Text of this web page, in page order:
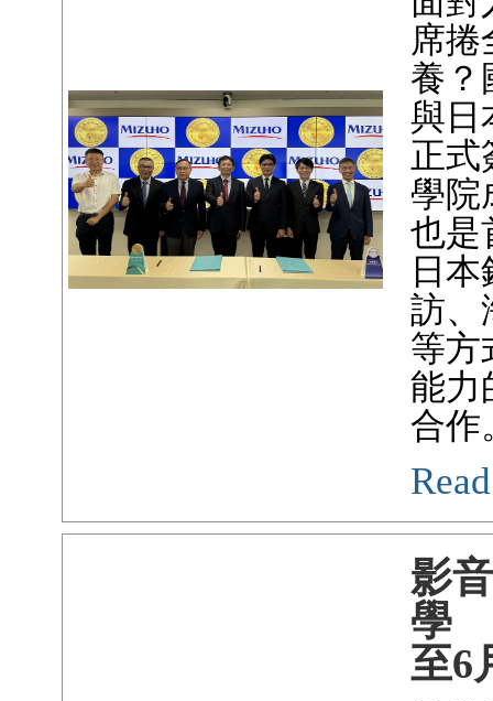
席捲
養？
與日
正式
學院
也是
日
訪、
等方
能力
合作
影
學
至6